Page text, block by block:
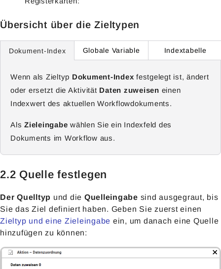
Übersicht über die Zieltypen
Dokument-Index Globale Variable Indextabelle
Wenn als Zieltyp Dokument-Index festgelegt ist, ändert
oder ersetzt die Aktivität Daten zuweisen einen
Indexwert des aktuellen Workflowdokuments.
Als Zieleingabe wählen Sie ein Indexfeld des
Dokuments im Workflow aus.
2.2 Quelle festlegen
Der Quelltyp und die Quelleingabe sind ausgegraut, bis
Sie das Ziel definiert haben. Geben Sie zuerst einen
Zieltyp und eine Zieleingabe ein, um danach eine Quelle
hinzufügen zu können: